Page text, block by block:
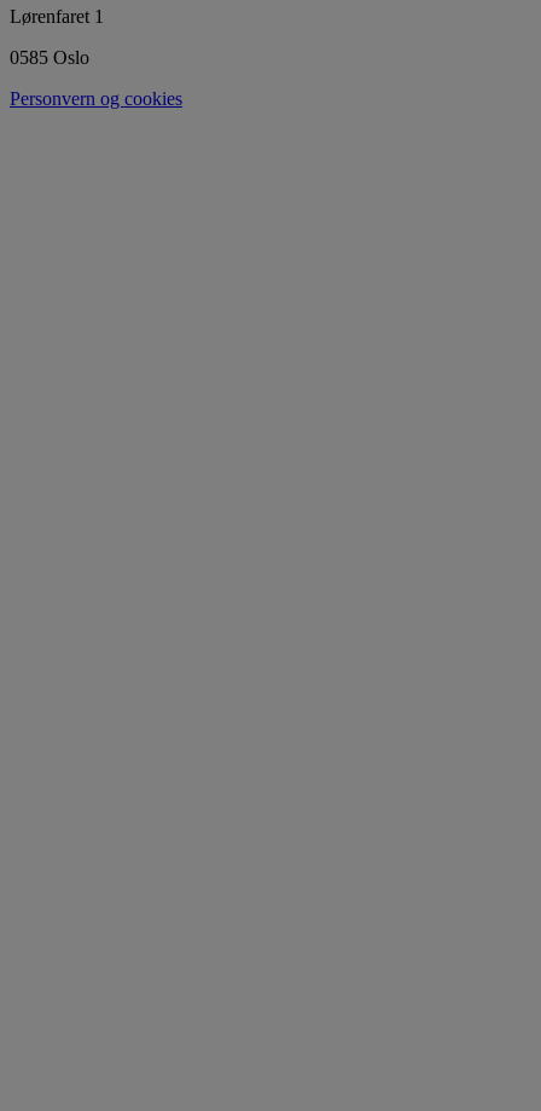
Lørenfaret 1
0585 Oslo
Personvern og cookies